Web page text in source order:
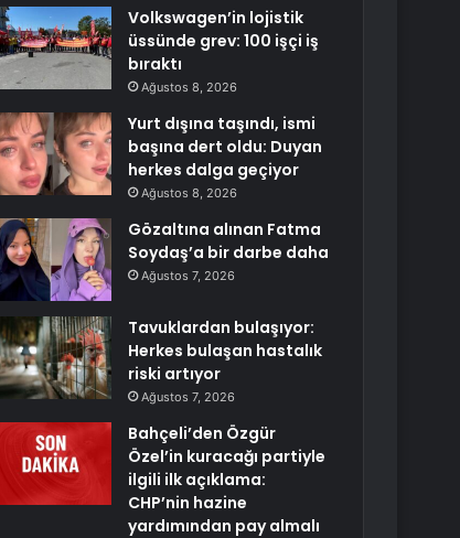
Volkswagen’in lojistik
üssünde grev: 100 işçi iş
bıraktı
Ağustos 8, 2026
Yurt dışına taşındı, ismi
başına dert oldu: Duyan
herkes dalga geçiyor
Ağustos 8, 2026
Gözaltına alınan Fatma
Soydaş’a bir darbe daha
Ağustos 7, 2026
Tavuklardan bulaşıyor:
Herkes bulaşan hastalık
riski artıyor
Ağustos 7, 2026
Bahçeli’den Özgür
Özel’in kuracağı partiyle
ilgili ilk açıklama:
CHP’nin hazine
yardımından pay almalı